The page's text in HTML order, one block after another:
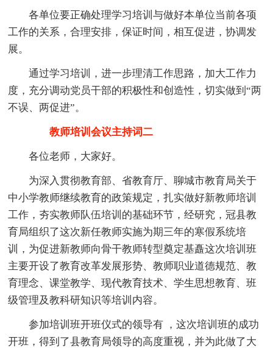
各单位要正确处理学习培训与做好本单位当前各项
工作的关系，合理安排，保证时间，相互促进，协调发
展。
通过学习培训，进一步理清工作思路，加大工作力
度，充分调动党员干部的积极性和创造性，切实做到“两
不误、两促进”。
教师培训会议主持词二
各位老师，大家好。
为深入贯彻教育部、省教育厅、聊城市教育局关于
中小学教师继续教育的政策规定，扎实做好新教师培训
工作，夯实教师队伍培训的基础环节，经研究，冠县教
育局组织了这次新任教师实施为期三年的寒假系统培
训，为促进新教师向骨干教师转型奠定基矗这次培训班
主要开设了教育改革发展形势、教师职业道德规范、教
育理念、课堂教学、现代教育技术、学生思想教育、班
级管理及教科研知识等培训内容。
参加培训班开班仪式的领导有 ，这次培训班的成功
开班，得到了县教育局领导的高度重视，并为此做了大